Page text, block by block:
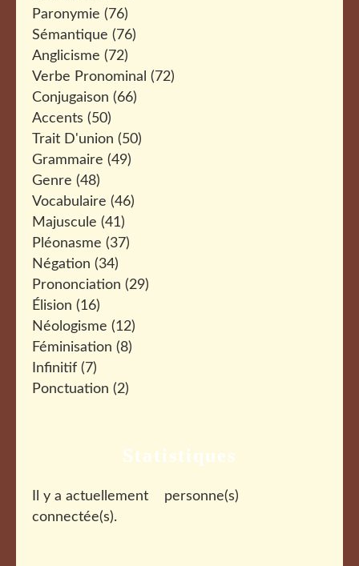
Paronymie (76)
Sémantique (76)
Anglicisme (72)
Verbe Pronominal (72)
Conjugaison (66)
Accents (50)
Trait D'union (50)
Grammaire (49)
Genre (48)
Vocabulaire (46)
Majuscule (41)
Pléonasme (37)
Négation (34)
Prononciation (29)
Élision (16)
Néologisme (12)
Féminisation (8)
Infinitif (7)
Ponctuation (2)
Statistiques
Il y a actuellement
personne(s)
connectée(s).